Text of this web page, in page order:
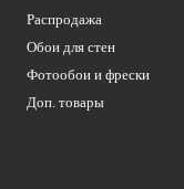
Распродажа
Обои для стен
Фотообои и фрески
Доп. товары